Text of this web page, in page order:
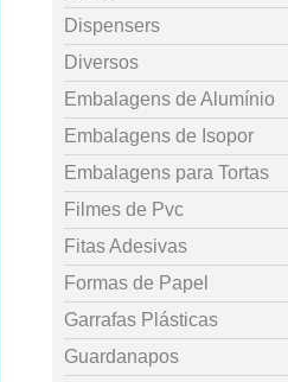
Dispensers
Diversos
Embalagens de Alumínio
Embalagens de Isopor
Embalagens para Tortas
Filmes de Pvc
Fitas Adesivas
Formas de Papel
Garrafas Plásticas
Guardanapos